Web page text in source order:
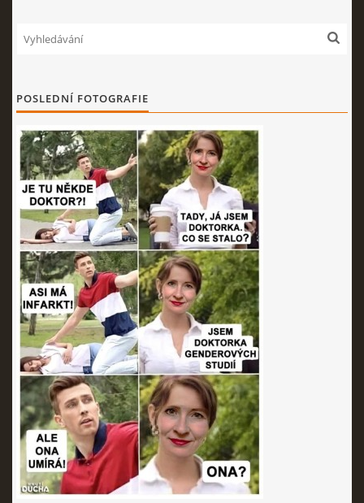
POSLEDNÍ FOTOGRAFIE